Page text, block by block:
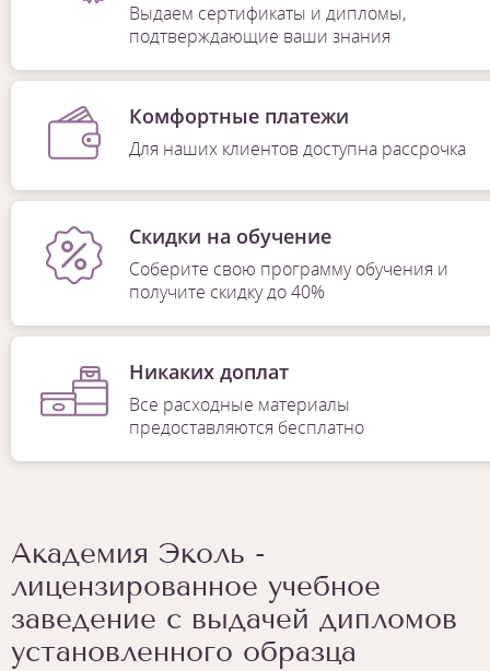
6
Выдаем сертификаты и дипломы,
подтверждающие ваши знания
Комфортные платежи
Для наших клиентов доступна рассрочка
Скидки на обучение
Соберите свою программу обучения и
получите скидку до 40%
Никаких доплат
Все расходные материалы
предоставляются бесплатно
Академия Эколь -
лицензированное учебное
заведение с выдачей дипломов
установленного образца